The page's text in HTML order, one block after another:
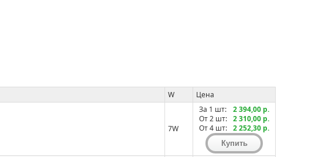
W Цена
7W
За 1 шт:
2 394,00 р.
От 2 шт: 2 310,00 р.
От 4 шт: 2 252,30 р.